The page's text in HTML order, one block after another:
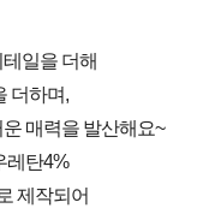
일을 더해
더하며,
매력을 발산해요~
레탄4%
제작되어